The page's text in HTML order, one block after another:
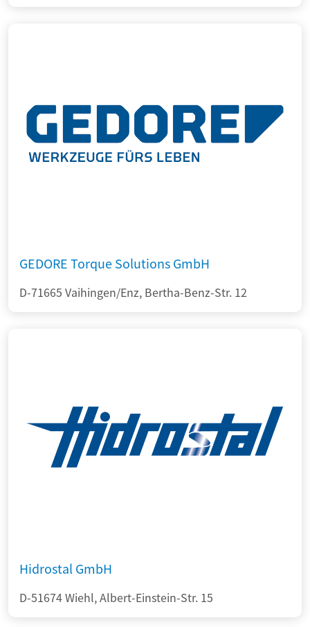
GEDORE Torque Solutions GmbH
D-71665 Vaihingen/Enz, Bertha-Benz-Str. 12
Hidrostal GmbH
D-51674 Wiehl, Albert-Einstein-Str. 15